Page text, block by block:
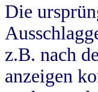
Die
z.B. nach
anzeigen